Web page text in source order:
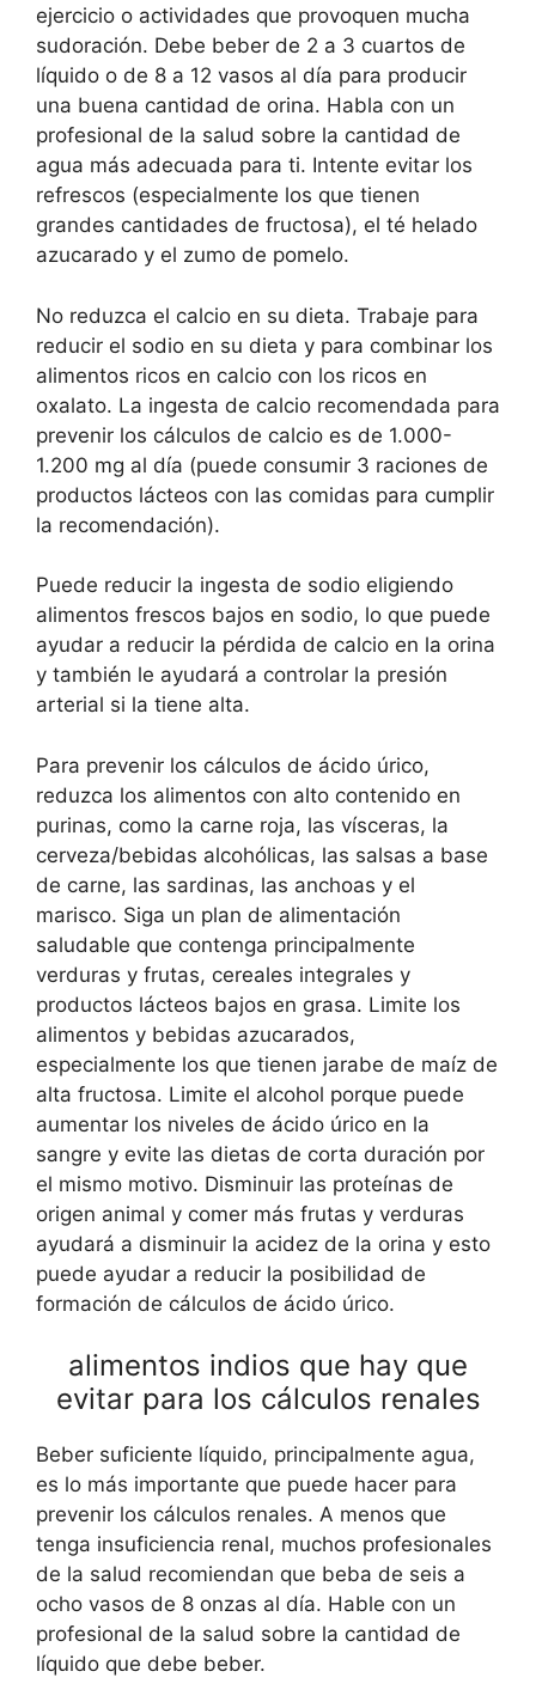
ejercicio o actividades que provoquen mucha
sudoración. Debe beber de 2 a 3 cuartos de
líquido o de 8 a 12 vasos al día para producir
una buena cantidad de orina. Habla con un
profesional de la salud sobre la cantidad de
agua más adecuada para ti. Intente evitar los
refrescos (especialmente los que tienen
grandes cantidades de fructosa), el té helado
azucarado y el zumo de pomelo.
No reduzca el calcio en su dieta. Trabaje para
reducir el sodio en su dieta y para combinar los
alimentos ricos en calcio con los ricos en
oxalato. La ingesta de calcio recomendada para
prevenir los cálculos de calcio es de 1.000-
1.200 mg al día (puede consumir 3 raciones de
productos lácteos con las comidas para cumplir
la recomendación).
Puede reducir la ingesta de sodio eligiendo
alimentos frescos bajos en sodio, lo que puede
ayudar a reducir la pérdida de calcio en la orina
y también le ayudará a controlar la presión
arterial si la tiene alta.
Para prevenir los cálculos de ácido úrico,
reduzca los alimentos con alto contenido en
purinas, como la carne roja, las vísceras, la
cerveza/bebidas alcohólicas, las salsas a base
de carne, las sardinas, las anchoas y el
marisco. Siga un plan de alimentación
saludable que contenga principalmente
verduras y frutas, cereales integrales y
productos lácteos bajos en grasa. Limite los
alimentos y bebidas azucarados,
especialmente los que tienen jarabe de maíz de
alta fructosa. Limite el alcohol porque puede
aumentar los niveles de ácido úrico en la
sangre y evite las dietas de corta duración por
el mismo motivo. Disminuir las proteínas de
origen animal y comer más frutas y verduras
ayudará a disminuir la acidez de la orina y esto
puede ayudar a reducir la posibilidad de
formación de cálculos de ácido úrico.
alimentos indios que hay que
evitar para los cálculos renales
Beber suficiente líquido, principalmente agua,
es lo más importante que puede hacer para
prevenir los cálculos renales. A menos que
tenga insuficiencia renal, muchos profesionales
de la salud recomiendan que beba de seis a
ocho vasos de 8 onzas al día. Hable con un
profesional de la salud sobre la cantidad de
líquido que debe beber.